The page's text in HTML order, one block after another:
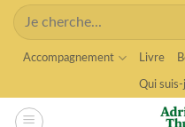
Skip
content
Search
for:
Accompagnement Livre
Qui suis-